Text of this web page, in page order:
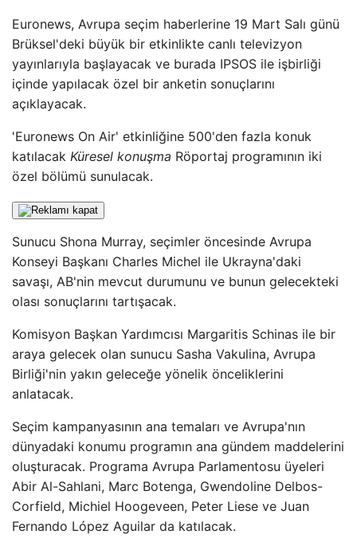
Euronews, Avrupa seçim haberlerine 19 Mart Salı günü
Brüksel'deki büyük bir etkinlikte canlı televizyon
yayınlarıyla başlayacak ve burada IPSOS ile işbirliği
içinde yapılacak özel bir anketin sonuçlarını
açıklayacak.
'Euronews On Air' etkinliğine 500'den fazla konuk
katılacak Küresel konuşma Röportaj programının iki
özel bölümü sunulacak.
Sunucu Shona Murray, seçimler öncesinde Avrupa
Konseyi Başkanı Charles Michel ile Ukrayna'daki
savaşı, AB'nin mevcut durumunu ve bunun gelecekteki
olası sonuçlarını tartışacak.
Komisyon Başkan Yardımcısı Margaritis Schinas ile bir
araya gelecek olan sunucu Sasha Vakulina, Avrupa
Birliği'nin yakın geleceğe yönelik önceliklerini
anlatacak.
Seçim kampanyasının ana temaları ve Avrupa'nın
dünyadaki konumu programın ana gündem maddelerini
oluşturacak. Programa Avrupa Parlamentosu üyeleri
Abir Al-Sahlani, Marc Botenga, Gwendoline Delbos-
Corfield, Michiel Hoogeveen, Peter Liese ve Juan
Fernando López Aguilar da katılacak.